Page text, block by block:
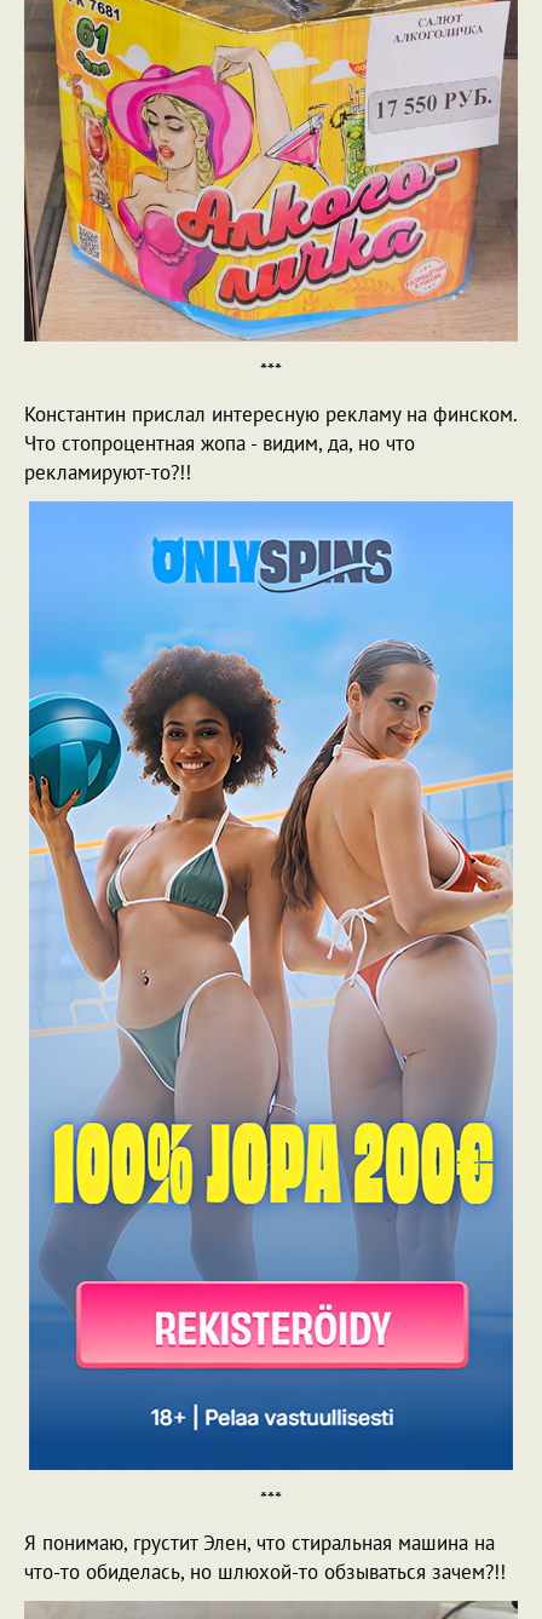
***
Константин прислал интересную рекламу на финском.
Что стопроцентная жопа - видим, да, но что
рекламируют-то?!!
***
Я понимаю, грустит Элен, что стиральная машина на
что-то обиделась, но шлюхой-то обзываться зачем?!!